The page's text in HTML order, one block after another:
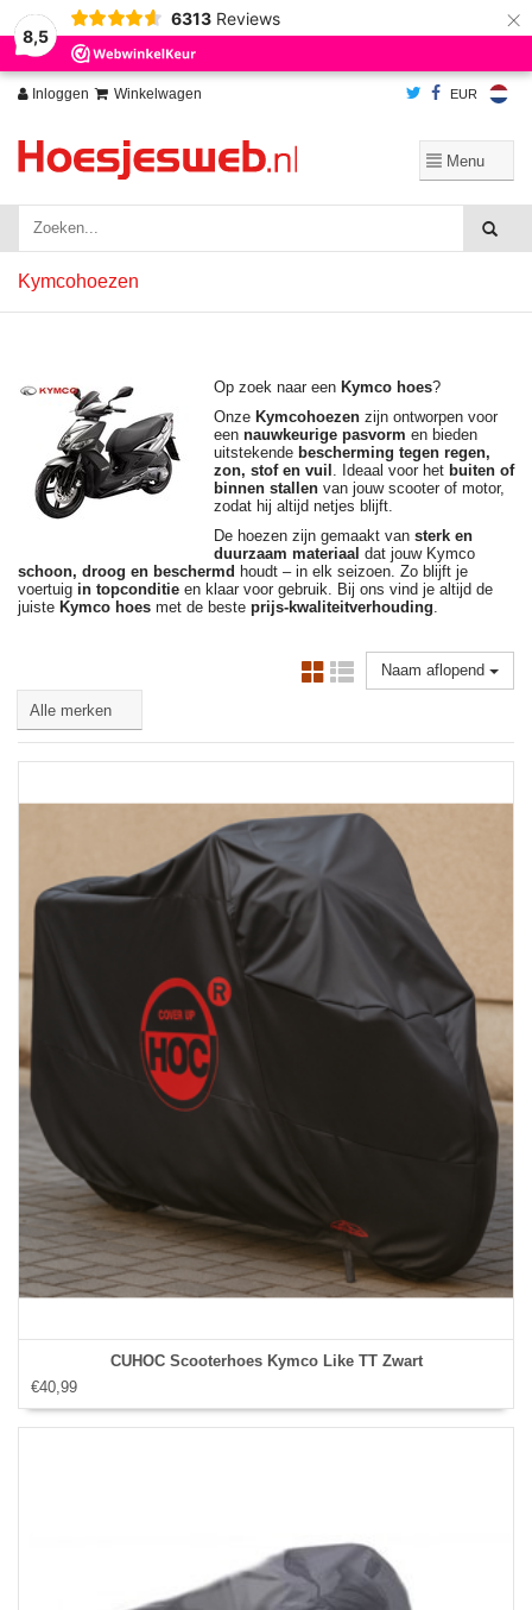
8,5
6313 Reviews ×
Inloggen Winkelwagen EUR
Kymcohoezen
Op zoek naar een Kymco hoes?
Onze Kymcohoezen zijn ontworpen voor
een nauwkeurige pasvorm en bieden
uitstekende bescherming tegen regen,
zon, stof en vuil . Ideaal voor het buiten of
binnen stallen van jouw scooter of motor,
zodat hij altijd netjes blijft.
De hoezen zijn gemaakt van sterk en
duurzaam materiaal dat jouw Kymco
schoon, droog en beschermd houdt – in elk seizoen. Zo blijft je
voertuig in topconditie en klaar voor gebruik. Bij ons vind je altijd de
juiste Kymco hoes met de beste prijs-kwaliteitverhouding.
Naam aflopend
CUHOC Scooterhoes Kymco Like TT Zwart
€40,99
Wij slaan cookies op om onze website te verbeteren. Is dat akkoord?
Ja
Nee